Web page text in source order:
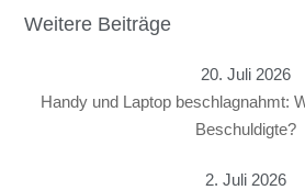
Weitere Beiträge
20. Juli 2026
Handy und Laptop beschlagnahmt:
Beschuldigte?
2. Juli 2026